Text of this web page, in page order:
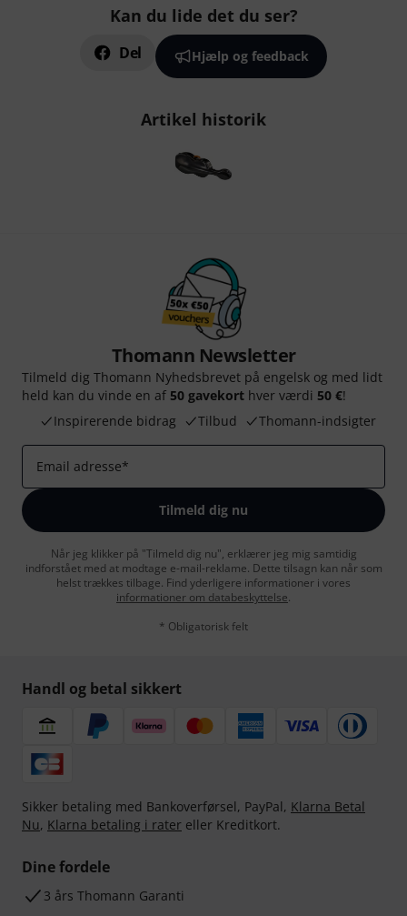
Kan du lide det du ser?
Del Hjælp og feedback
Artikel historik
Thomann Newsletter
Tilmeld dig Thomann Nyhedsbrevet på engelsk og med lidt
held kan du vinde en af 50 gavekort hver værdi 50 €!
Inspirerende bidrag
Tilbud Thomann-indsigter
Email adresse*
Tilmeld dig nu
Når jeg klikker på "Tilmeld dig nu", erklærer jeg mig samtidig
indforstået med at modtage e-mail-reklame. Dette tilsagn kan når som
helst trækkes tilbage. Find yderligere informationer i vores
informationer om databeskyttelse.
* Obligatorisk felt
Handl og betal sikkert
Sikker betaling med Bankoverførsel, PayPal, Klarna Betal
Nu, Klarna betaling i rater eller Kreditkort.
Dine fordele
3 års Thomann Garanti